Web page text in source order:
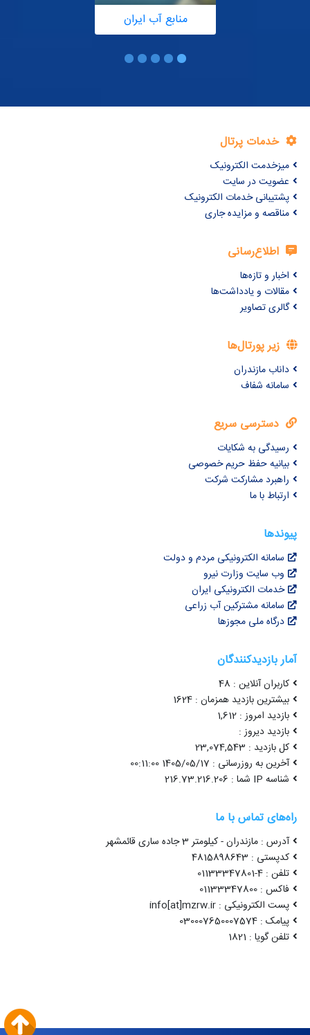
منابع آب ایران
خدمات پرتال
میزخدمت الکترونیک
عضویت در سایت
پشتیبانی خدمات الکترونیک
مناقصه و مزایده جاری
اطلاع‌رسانی
اخبار و تازه‌ها
مقالات و یادداشت‌ها
گالری تصاویر
زیر پورتال‌ها
داناب مازندران
سامانه شفاف
دسترسی سریع
رسیدگی به شکایات
بیانیه حفظ حریم خصوصی
راهبرد مشارکت شرکت
ارتباط با ما
پیوندها
سامانه الکترونیکی مردم و دولت
وب سایت وزارت نیرو
خدمات الکترونیکی ایران
سامانه مشترکین آب زراعی
درگاه ملی مجوزها
آمار بازدیدکنندگان
کاربران آنلاین : 48
بیشترین بازدید همزمان : 1624
بازدید امروز : 1,612
بازدید دیروز :
کل بازدید : 23,074,543
آخرین به روزرسانی : 1405/05/17 00:11:00
شناسه IP شما : 216.73.216.206
راه‌های تماس با ما
آدرس : مازندران - کیلومتر 3 جاده ساری قائمشهر
کدپستی : 4815898643
تلفن : 4-01133347801
فاکس : 01133347800
پست الکترونیکی : info[at]mzrw.ir
پیامک : 030007650007574
تلفن گویا : 1821